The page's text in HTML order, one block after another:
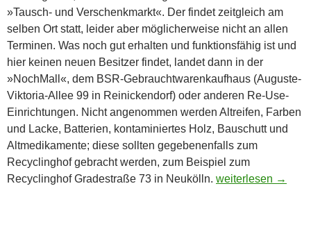
»Tausch- und Verschenkmarkt«. Der findet zeitgleich am
selben Ort statt, leider aber möglicherweise nicht an allen
Terminen. Was noch gut erhalten und funktionsfähig ist und
hier keinen neuen Besitzer findet, landet dann in der
»NochMall«, dem BSR-Gebrauchtwarenkaufhaus (Auguste-
Viktoria-Allee 99 in Reinickendorf) oder anderen Re-Use-
Einrichtungen. Nicht angenommen werden Altreifen, Farben
und Lacke, Batterien, kontaminiertes Holz, Bauschutt und
Altmedikamente; diese sollten gegebenenfalls zum
Recyclinghof gebracht werden, zum Beispiel zum
Recyclinghof Gradestraße 73 in Neukölln. Platz schaffen für
weiterlesen →